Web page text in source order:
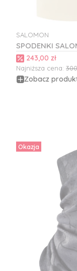
SPODENKI
PRODUCENT
SALOMON
Cena
243,00 zł
Najniższa cena:
Zobacz
Okazja